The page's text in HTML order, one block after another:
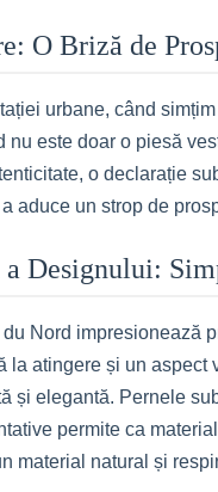
O Briză de
urbane, când
nu este doar o piesă
o declarație
aduce un strop de
Designului:
Nord impresionează
la atingere și un
și elegantă. Pernele
permite ca
material natural și